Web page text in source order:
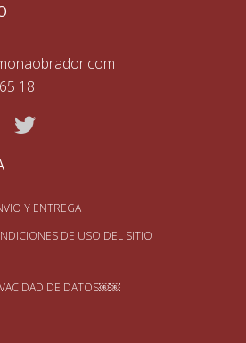
18
Y ENTREGA
DE USO DEL SITIO
DE DATOS￼￼